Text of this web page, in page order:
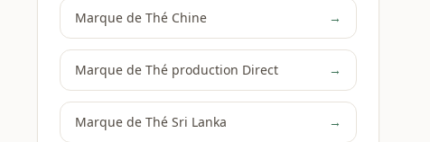
Marque de Thé Chine →
Marque de Thé production Direct →
Marque de Thé Sri Lanka →